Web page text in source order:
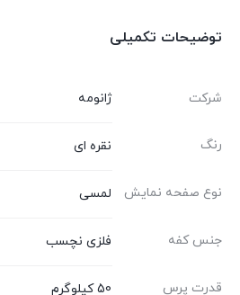
توضیحات تکمیلی
شرکت ژانومه
رنگ نقره ای
نوع صفحه نمایش لمسی
جنس کفه فلزی نچسب
قدرت پرس 50 کیلوگرم